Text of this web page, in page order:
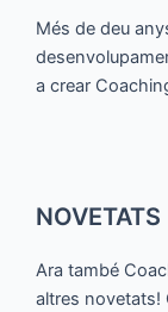
Més de deu
a crear
NOVETATS
Ara també
altres novetats!